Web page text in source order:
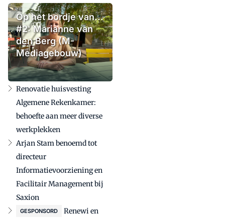
Op het bordje van...
#2: Marianne van
den Berg (M-
Mediagebouw)
Renovatie huisvesting
Algemene Rekenkamer:
behoefte aan meer diverse
werkplekken
Arjan Stam benoemd tot
directeur
Informatievoorziening en
Facilitair Management bij
Saxion
GESPONSORD
Renewi en